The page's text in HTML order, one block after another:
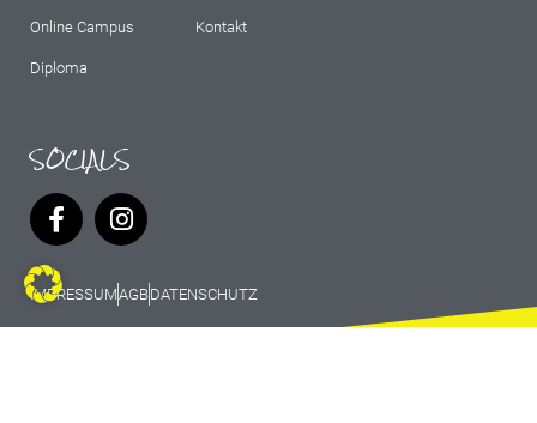
Online Campus
Diploma
Kontakt
SOCIALS
IMPRESSUMAGBDATENSCHUTZ